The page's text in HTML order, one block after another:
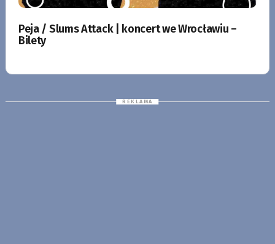
Peja / Slums Attack | koncert we Wrocławiu –
Bilety